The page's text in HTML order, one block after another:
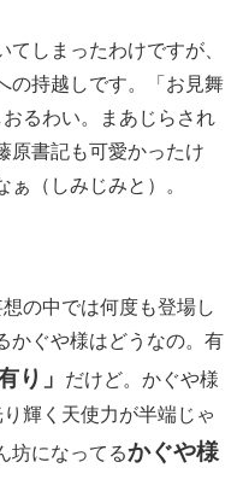
しまったわけですが、
の持越しです。「お見舞
るわい。まあじらされ
原書記も可愛かったけ
（しみじみと）。
の中では何度も登場し
かぐや様はどうなの。有
り」
だけど。かぐや様
輝く天使力が半端じゃ
坊になってるかぐや様